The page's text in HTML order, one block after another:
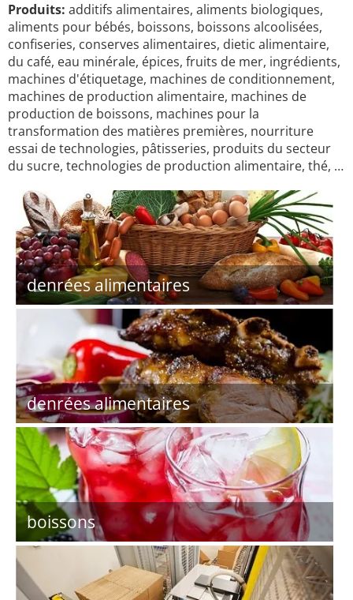
Produits: additifs alimentaires, aliments biologiques,
aliments pour bébés, boissons, boissons alcoolisées,
confiseries, conserves alimentaires, dietic alimentaire,
du café, eau minérale, épices, fruits de mer, ingrédients,
machines d'étiquetage, machines de conditionnement,
machines de production alimentaire, machines de
production de boissons, machines pour la
transformation des matières premières, nourriture
essai de technologies, pâtisseries, produits du secteur
du sucre, technologies de production alimentaire, thé, …
denrées alimentaires
denrées alimentaires
boissons